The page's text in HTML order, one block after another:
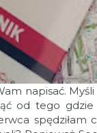
napisać.
od tego
spędziłam